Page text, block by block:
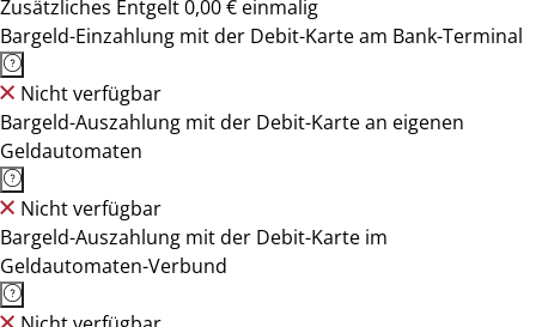
Zusätzliches Entgelt 0,00 € einmalig
Bargeld-Einzahlung mit der Debit-Karte am Bank-Terminal
Nicht verfügbar
Bargeld-Auszahlung mit der Debit-Karte an eigenen
Geldautomaten
Nicht verfügbar
Bargeld-Auszahlung mit der Debit-Karte im
Geldautomaten-Verbund